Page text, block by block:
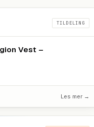
TILDELING
Vest –
Les mer →